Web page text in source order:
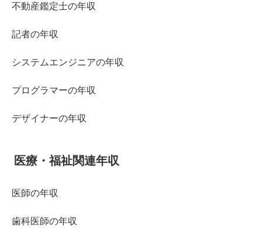
不動産鑑定士の年収
記者の年収
システムエンジニアの年収
プログラマーの年収
デザイナーの年収
医療・福祉関連年収
医師の年収
歯科医師の年収